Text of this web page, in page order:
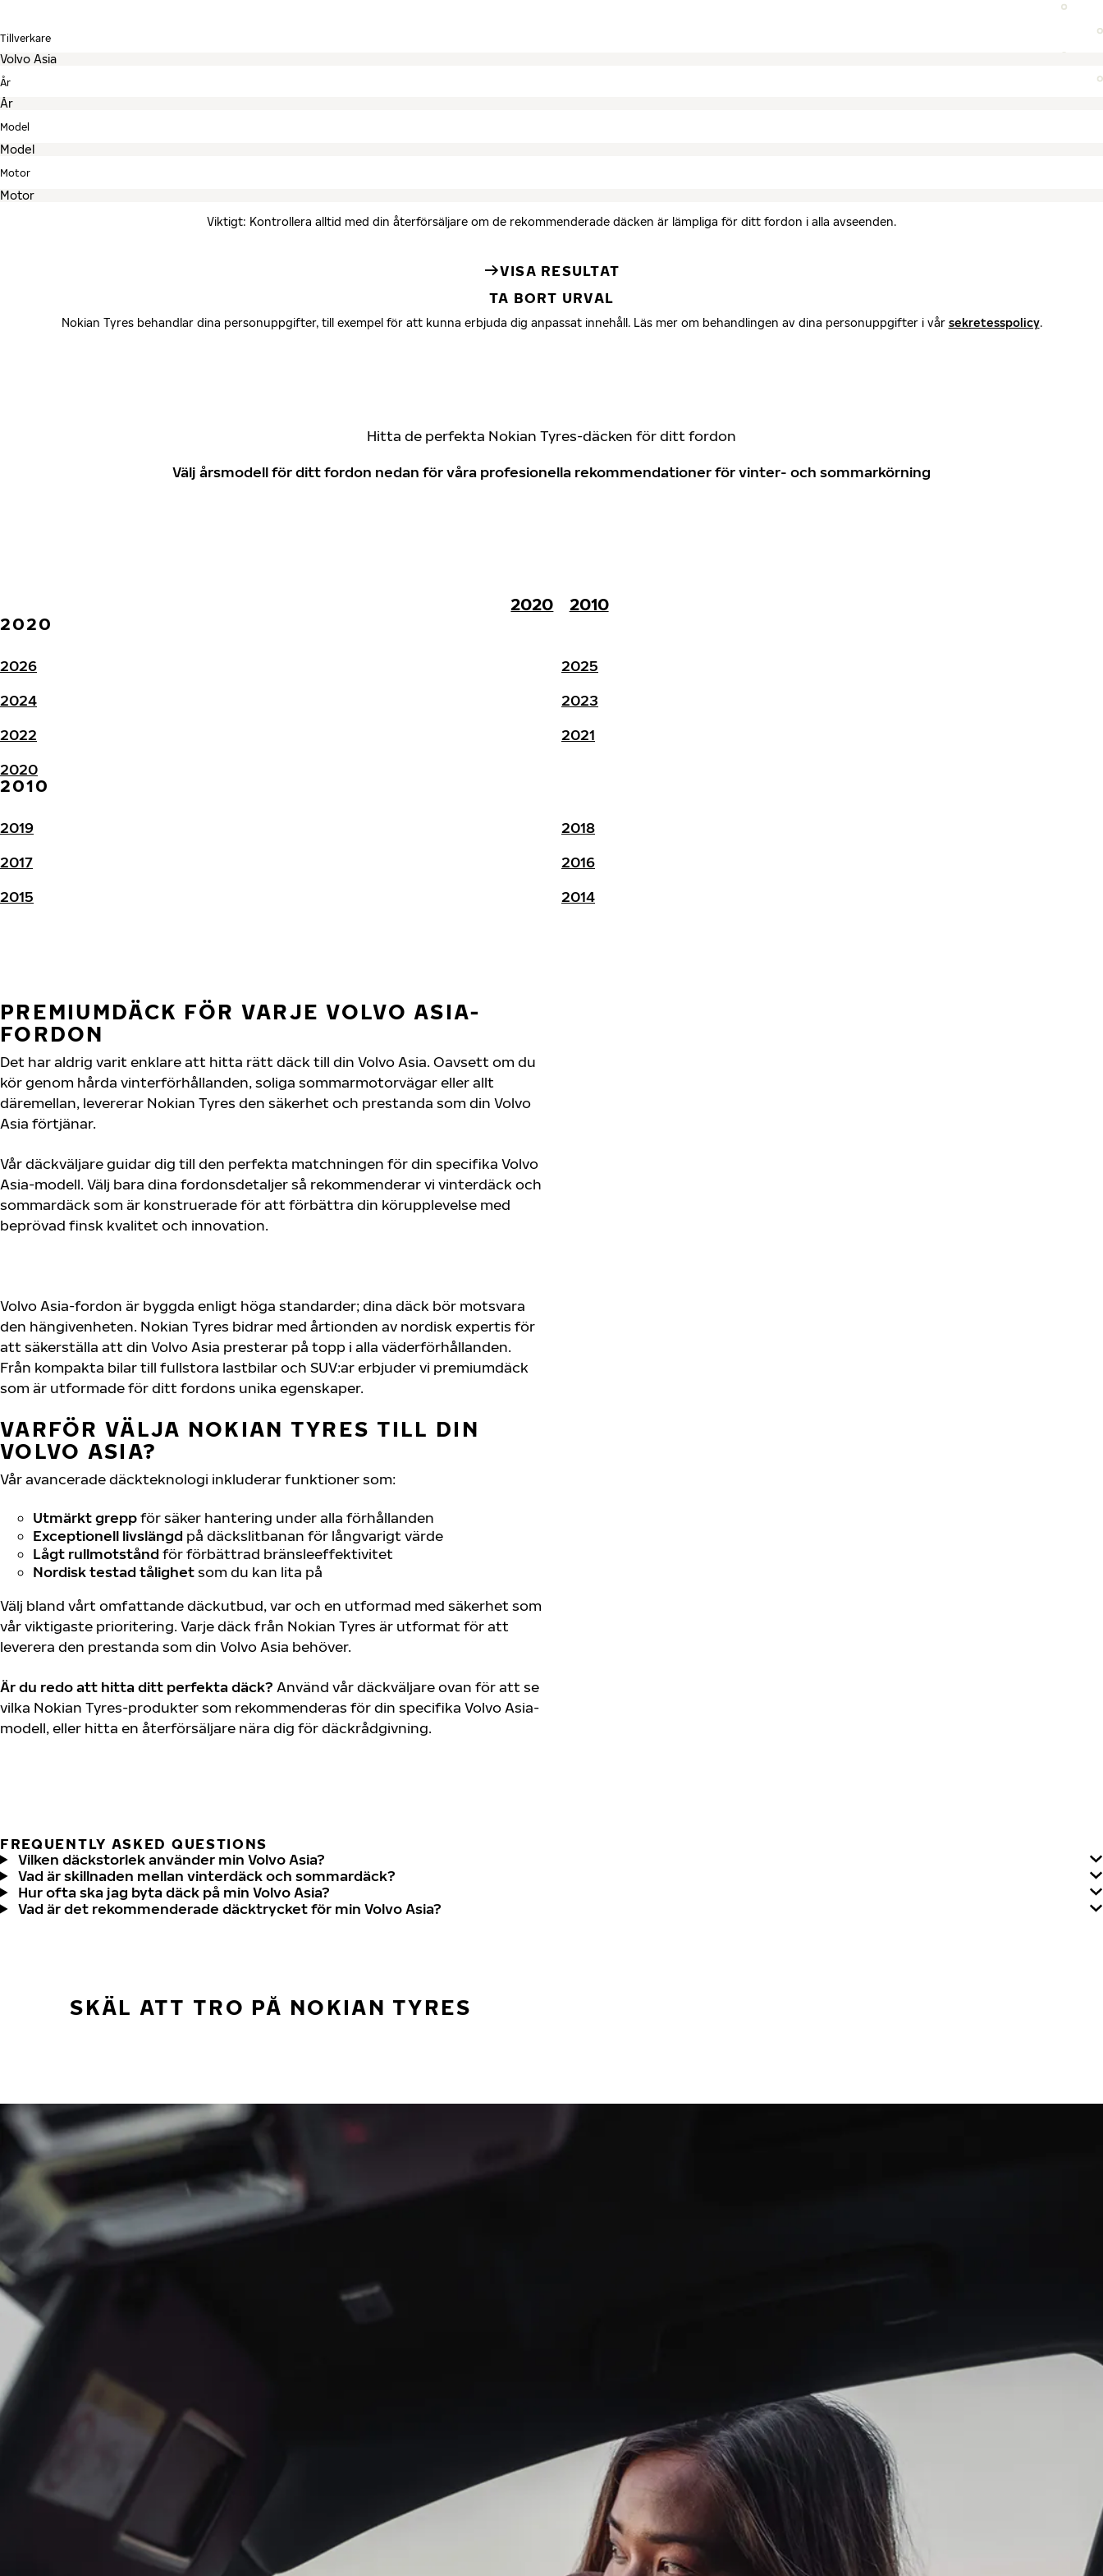
Tillverkare
År
Model
Motor
Viktigt: Kontrollera alltid med din återförsäljare om de rekommenderade däcken är lämpliga för ditt fordon i alla avseenden.
VISA RESULTAT
TA BORT URVAL
Nokian Tyres behandlar dina personuppgifter, till exempel för att kunna erbjuda dig anpassat innehåll. Läs mer om behandlingen av dina personuppgifter i vår sekretesspolicy.
Hitta de perfekta Nokian Tyres-däcken för ditt fordon
Välj årsmodell för ditt fordon nedan för våra profesionella rekommendationer för vinter- och sommarkörning
2020
2010
2020
2026
2025
2024
2023
2022
2021
2020
2010
2019
2018
2017
2016
2015
2014
PREMIUMDÄCK FÖR VARJE VOLVO ASIA-
FORDON
Det har aldrig varit enklare att hitta rätt däck till din Volvo Asia. Oavsett om du
kör genom hårda vinterförhållanden, soliga sommarmotorvägar eller allt
däremellan, levererar Nokian Tyres den säkerhet och prestanda som din Volvo
Asia förtjänar.
Vår däckväljare guidar dig till den perfekta matchningen för din specifika Volvo
Asia-modell. Välj bara dina fordonsdetaljer så rekommenderar vi vinterdäck och
sommardäck som är konstruerade för att förbättra din körupplevelse med
beprövad finsk kvalitet och innovation.
Volvo Asia-fordon är byggda enligt höga standarder; dina däck bör motsvara
den hängivenheten. Nokian Tyres bidrar med årtionden av nordisk expertis för
att säkerställa att din Volvo Asia presterar på topp i alla väderförhållanden.
Från kompakta bilar till fullstora lastbilar och SUV:ar erbjuder vi premiumdäck
som är utformade för ditt fordons unika egenskaper.
VARFÖR VÄLJA NOKIAN TYRES TILL DIN
VOLVO ASIA?
Vår avancerade däckteknologi inkluderar funktioner som:
Utmärkt greppför säker hantering under alla förhållanden
Exceptionell livslängd på däckslitbanan för långvarigt värde
Lågt rullmotstånd för förbättrad bränsleeffektivitet
Nordisk testad tålighetsom du kan lita på
Välj bland vårt omfattande däckutbud, var och en utformad med säkerhet som
vår viktigaste prioritering. Varje däck från Nokian Tyres är utformat för att
leverera den prestanda som din Volvo Asia behöver.
Är du redo att hitta ditt perfekta däck? Använd vår däckväljare ovan för att se
vilka Nokian Tyres-produkter som rekommenderas för din specifika Volvo Asia-
modell, eller hitta en återförsäljare nära dig för däckrådgivning.
FREQUENTLY ASKED QUESTIONS
Vilken däckstorlek använder min Volvo Asia?
Vad är skillnaden mellan vinterdäck och sommardäck?
Hur ofta ska jag byta däck på min Volvo Asia?
Vad är det rekommenderade däcktrycket för min Volvo Asia?
SKÄL ATT TRO PÅ NOKIAN TYRES